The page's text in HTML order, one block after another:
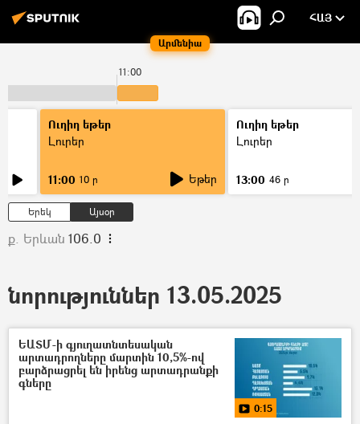
Արմենիա
ՀԱՅ
11:00
Ուղիղ եթեր
Լուրեր
11:00 10 ր Եթեր
Ուղիղ եթեր
Լուրեր
13:00 46 ր
Երեկ Այսօր
ք. Երևան 106.0
նորություններ 13.05.2025
ԵԱՏՄ-ի գյուղատնտեսական
արտադրողները մարտին 10,5%-ով
բարձրացրել են իրենց արտադրանքի
գները
0:15